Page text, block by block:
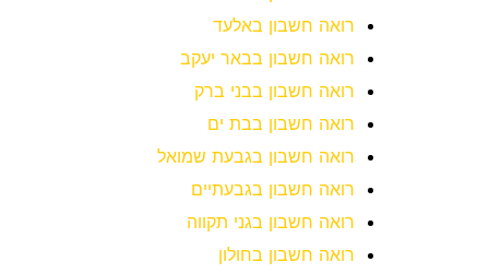
רואה חשבון באלעד
רואה חשבון בבאר יעקב
רואה חשבון בבני ברק
רואה חשבון בבת ים
רואה חשבון בגבעת שמואל
רואה חשבון בגבעתיים
רואה חשבון בגני תקווה
רואה חשבון בחולון